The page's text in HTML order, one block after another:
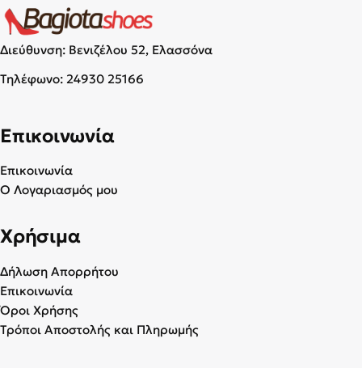
Διεύθυνση: Βενιζέλου 52, Ελασσόνα
Τηλέφωνο: 24930 25166
Επικοινωνία
Επικοινωνία
Ο Λογαριασμός μου
Χρήσιμα
Δήλωση Απορρήτου
Επικοινωνία
Όροι Χρήσης
Τρόποι Αποστολής και Πληρωμής